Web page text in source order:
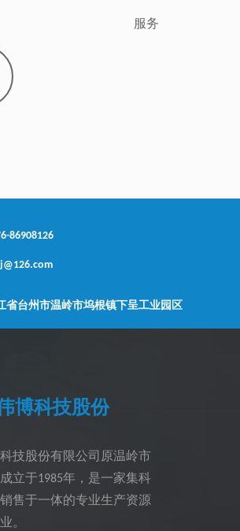
服务
86908126
省台州市温岭市坞根镇下呈工业园区
博科技股份
技股份有限公司原温岭市
立于1985年，是一家集科
售于一体的专业生产资源
。